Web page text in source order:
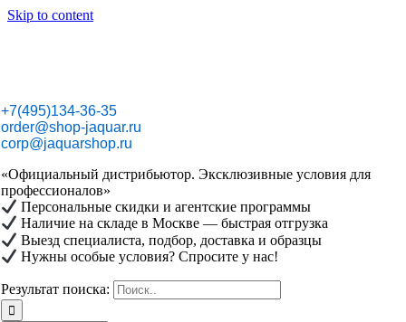
Skip to content
+7(495)134-36-35
order@shop-jaquar.ru
corp@jaquarshop.ru
«Официальный дистрибьютор. Эксклюзивные условия для
профессионалов»
Персональные скидки и агентские программы
Наличие на складе в Москве — быстрая отгрузка
Выезд специалиста, подбор, доставка и образцы
Нужны особые условия? Спросите у нас!
Результат поиска: